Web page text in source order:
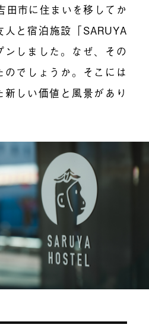
市に住まいを移してか
人と宿泊施設「SARUYA
しました。なぜ、その
でしょうか。そこには
しい価値と風景があり